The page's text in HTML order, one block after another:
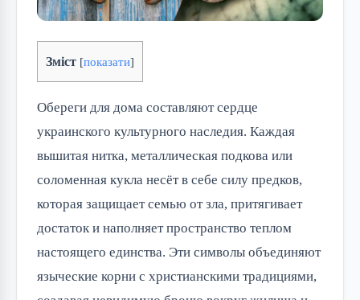
Зміст [показати]
Обереги для дома составляют сердце
украинского культурного наследия. Каждая
вышитая нитка, металлическая подкова или
соломенная кукла несёт в себе силу предков,
которая защищает семью от зла, притягивает
достаток и наполняет пространство теплом
настоящего единства. Эти символы объединяют
языческие корни с христианскими традициями,